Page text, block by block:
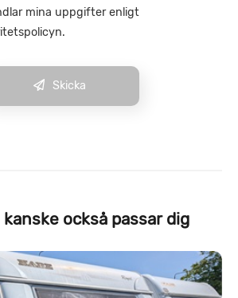
mina uppgifter enligt
Skicka
också passar dig